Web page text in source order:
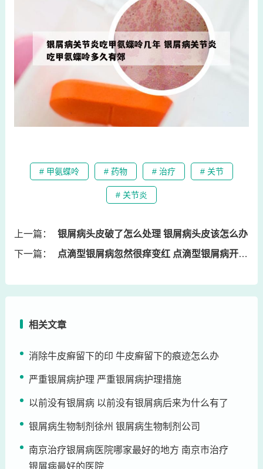
# 甲氨蝶呤 # 药物 # 治疗 # 关节
# 关节炎
上一篇：
银屑病头皮破了怎么处理 银屑病头皮该怎么办
下一篇：
点滴型银屑病忽然很痒变红 点滴型银屑病开始痒是什么阶段
相关文章
消除牛皮癣留下的印 牛皮癣留下的痕迹怎么办
严重银屑病护理 严重银屑病护理措施
以前没有银屑病 以前没有银屑病后来为什么有了
银屑病生物制剂徐州 银屑病生物制剂公司
南京治疗银屑病医院哪家最好的地方 南京市治疗
银屑病最好的医院